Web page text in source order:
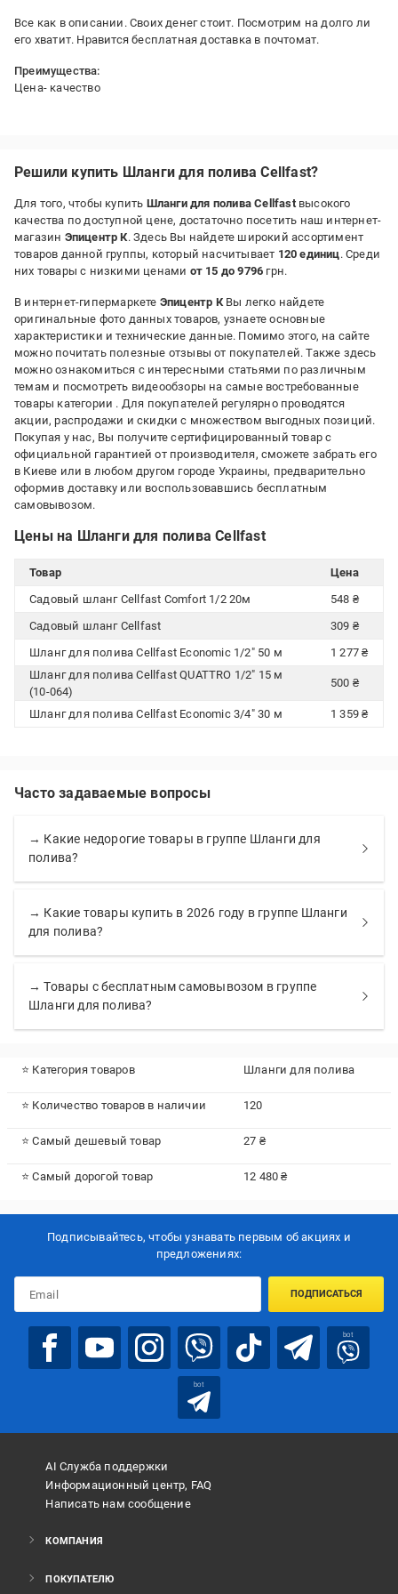
Все как в описании. Своих денег стоит. Посмотрим на долго ли
его хватит. Нравится бесплатная доставка в почтомат.
Преимущества:
Цена- качество
Решили купить Шланги для полива Cellfast?
Для того, чтобы купить Шланги для полива Cellfastвысокого
качества по доступной цене, достаточно посетить наш интернет-
магазин Эпицентр К. Здесь Вы найдете широкий ассортимент
товаров данной группы, который насчитывает 120 единиц. Среди
них товары с низкими ценами от 15 до 9796 грн.
В интернет-гипермаркете Эпицентр КВы легко найдете
оригинальные фото данных товаров, узнаете основные
характеристики и технические данные. Помимо этого, на сайте
можно почитать полезные отзывы от покупателей. Также здесь
можно ознакомиться с интересными статьями по различным
темам и посмотреть видеообзоры на самые востребованные
товары категории . Для покупателей регулярно проводятся
акции, распродажи и скидки с множеством выгодных позиций.
Покупая у нас, Вы получите сертифицированный товар с
официальной гарантией от производителя, сможете забрать его
в Киеве или в любом другом городе Украины, предварительно
оформив доставку или воспользовавшись бесплатным
самовывозом.
Цены на Шланги для полива Cellfast
Товар
Цена
Садовый шланг Cellfast Comfort 1/2 20м
548 ₴
Садовый шланг Cellfast
309 ₴
Шланг для полива Cellfast Economic 1/2" 50 м
1 277 ₴
Шланг для полива Cellfast QUATTRO 1/2" 15 м
(10-064)
500 ₴
Шланг для полива Cellfast Economic 3/4" 30 м 1 359 ₴
Часто задаваемые вопросы
→ Какие недорогие товары в группе Шланги для
полива?
→ Какие товары купить в 2026 году в группе Шланги
для полива?
→ Товары с бесплатным самовывозом в группе
Шланги для полива?
⭐ Категория товаров Шланги для полива
⭐ Количество товаров в наличии 120
⭐ Самый дешевый товар 27 ₴
⭐ Самый дорогой товар 12 480 ₴
Подписывайтесь, чтобы узнавать первым об акцияx и
предложениях:
ПОДПИСАТЬСЯ
bot
bot
AI Служба поддержки
Информационный центр, FAQ
Написать нам сообщение
КОМПАНИЯ
ПОКУПАТЕЛЮ